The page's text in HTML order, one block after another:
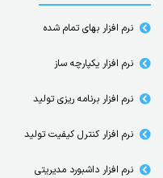
نرم افزار بهای تمام شده
نرم افزار یکپارچه ساز
نرم افزار برنامه ریزی تولید
نرم افزار کنترل کیفیت تولید
نرم افزار داشبورد مدیریتی